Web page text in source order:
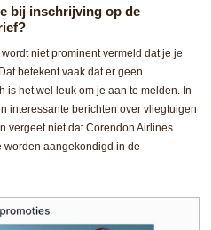
bij inschrijving op de
niet prominent vermeld dat je je
betekent vaak dat er geen
is het wel leuk om je aan te melden. In
interessante berichten over vliegtuigen
vergeet niet dat Corendon Airlines
worden aangekondigd in de